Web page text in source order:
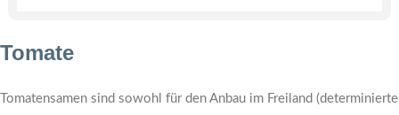
Tomate
Tomatensamen sind sowohl für den Anbau im Freiland (determinierte